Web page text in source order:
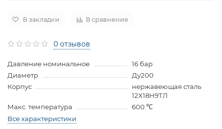
В закладки В сравнение
0 отзывов
Давление номинальное
16 бар
Диаметр
Ду200
Корпус
нержавеющая сталь
12Х18Н9ТЛ
Макс. температура
600 ℃
Все характеристики